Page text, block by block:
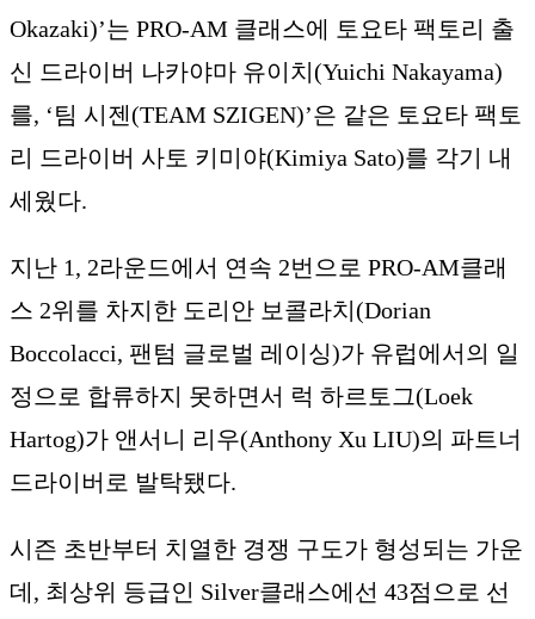
Okazaki)’는 PRO-AM 클래스에 토요타 팩토리 출
신 드라이버 나카야마 유이치(Yuichi Nakayama)
를, ‘팀 시젠(TEAM SZIGEN)’은 같은 토요타 팩토
리 드라이버 사토 키미야(Kimiya Sato)를 각기 내
세웠다.
지난 1, 2라운드에서 연속 2번으로 PRO-AM클래
스 2위를 차지한 도리안 보콜라치(Dorian
Boccolacci, 팬텀 글로벌 레이싱)가 유럽에서의 일
정으로 합류하지 못하면서 럭 하르토그(Loek
Hartog)가 앤서니 리우(Anthony Xu LIU)의 파트너
드라이버로 발탁됐다.
시즌 초반부터 치열한 경쟁 구도가 형성되는 가운
데, 최상위 등급인 Silver클래스에선 43점으로 선